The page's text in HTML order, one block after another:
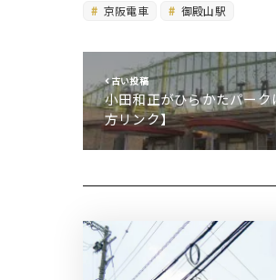
京阪電車 御殿山駅
古い投稿
小田和正がひらかたパー
方リンク】